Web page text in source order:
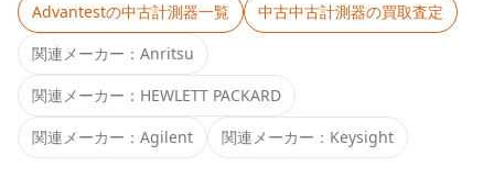
Advantestの中古計測器一覧 中古中古計測器の買取査定
関連メーカー： Anritsu
関連メーカー： HEWLETT PACKARD
関連メーカー： Agilent 関連メーカー： Keysight